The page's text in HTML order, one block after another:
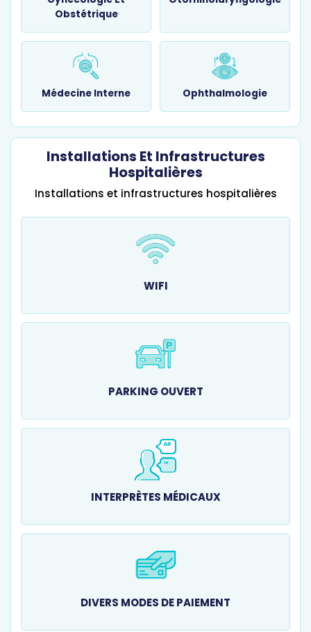
Obstétrique
Médecine Interne Ophthalmologie
Installations Et Infrastructures
Hospitalières
Installations et infrastructures hospitalières
WIFI
PARKING OUVERT
INTERPRÈTES MÉDICAUX
DIVERS MODES DE PAIEMENT